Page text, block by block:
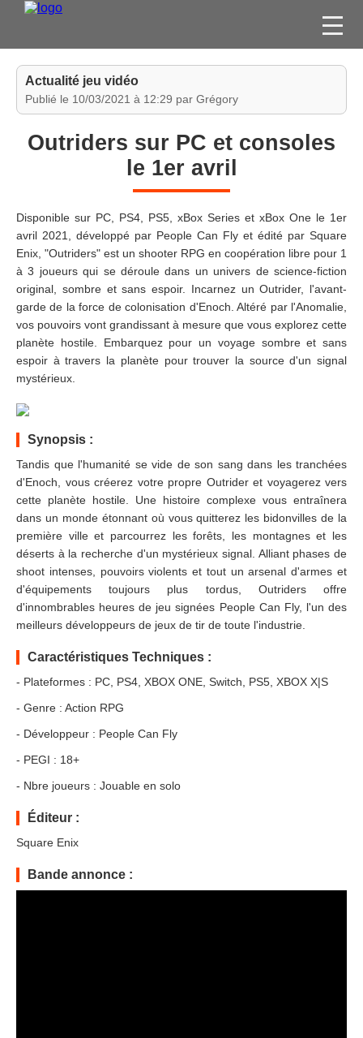
FILMS
JEUX VIDÉO
CONCOURS
ESPACE
MEMBRE
Actualité jeu vidéo
Publié le 10/03/2021 à 12:29 par Grégory
Outriders sur PC et consoles
le 1er avril
Disponible sur PC, PS4, PS5, xBox Series et xBox One le 1er
avril 2021, développé par People Can Fly et édité par Square
Enix, "Outriders" est un shooter RPG en coopération libre pour 1
à 3 joueurs qui se déroule dans un univers de science-fiction
original, sombre et sans espoir. Incarnez un Outrider, l'avant-
garde de la force de colonisation d'Enoch. Altéré par l'Anomalie,
vos pouvoirs vont grandissant à mesure que vous explorez cette
planète hostile. Embarquez pour un voyage sombre et sans
espoir à travers la planète pour trouver la source d'un signal
mystérieux.
Synopsis :
Tandis que l'humanité se vide de son sang dans les tranchées
d'Enoch, vous créerez votre propre Outrider et voyagerez vers
cette planète hostile. Une histoire complexe vous entraînera
dans un monde étonnant où vous quitterez les bidonvilles de la
première ville et parcourrez les forêts, les montagnes et les
déserts à la recherche d'un mystérieux signal. Alliant phases de
shoot intenses, pouvoirs violents et tout un arsenal d'armes et
d'équipements toujours plus tordus, Outriders offre
d'innombrables heures de jeu signées People Can Fly, l'un des
meilleurs développeurs de jeux de tir de toute l'industrie.
Caractéristiques Techniques :
- Plateformes : PC, PS4, XBOX ONE, Switch, PS5, XBOX X|S
- Genre : Action RPG
- Développeur : People Can Fly
- PEGI : 18+
- Nbre joueurs : Jouable en solo
Éditeur :
Square Enix
Bande annonce :